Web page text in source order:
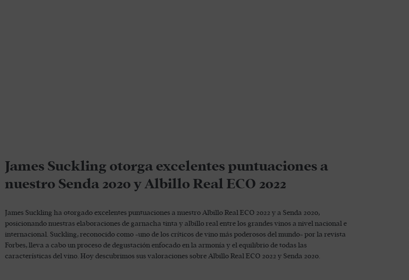
James Suckling otorga excelentes puntuaciones a
nuestro Senda 2020 y Albillo Real ECO 2022
James Suckling ha otorgado excelentes puntuaciones a nuestro Albillo Real ECO 2022 y a Senda 2020,
posicionando nuestras elaboraciones de garnacha tinta y albillo real entre los grandes vinos a nivel nacional e
internacional. Suckling, reconocido como «uno de los críticos de vino más poderosos del mundo» por la revista
Forbes, lleva a cabo un proceso de degustación enfocado en la armonía y el equilibrio de todas las
características del vino. Hoy descubrimos sus valoraciones sobre Albillo Real ECO 2022 y Senda 2020.